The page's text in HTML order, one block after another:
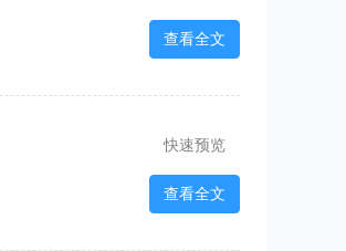
查看全文
快速预览
查看全文